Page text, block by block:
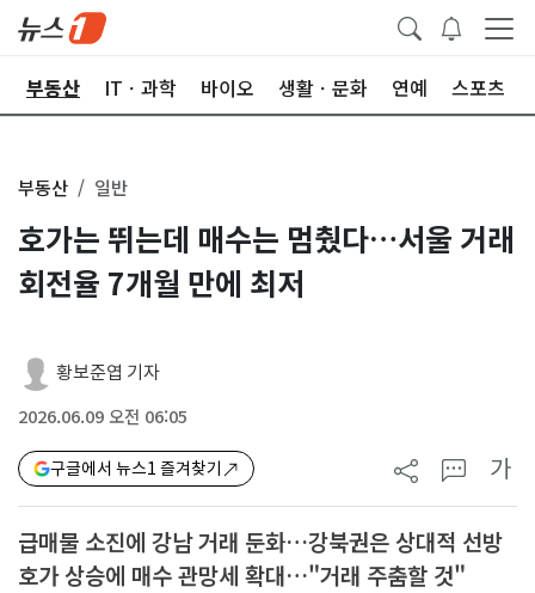
부동산 ITㆍ과학 바이오 생활ㆍ문화 연예 스포츠
부동산 일반
호가는 뛰는데 매수는 멈췄다…서울 거래
회전율 7개월 만에 최저
황보준엽 기자
2026.06.09 오전 06:05
구글에서 뉴스1 즐겨찾기 가
급매물 소진에 강남 거래 둔화…강북권은 상대적 선방
호가 상승에 매수 관망세 확대…"거래 주춤할 것"